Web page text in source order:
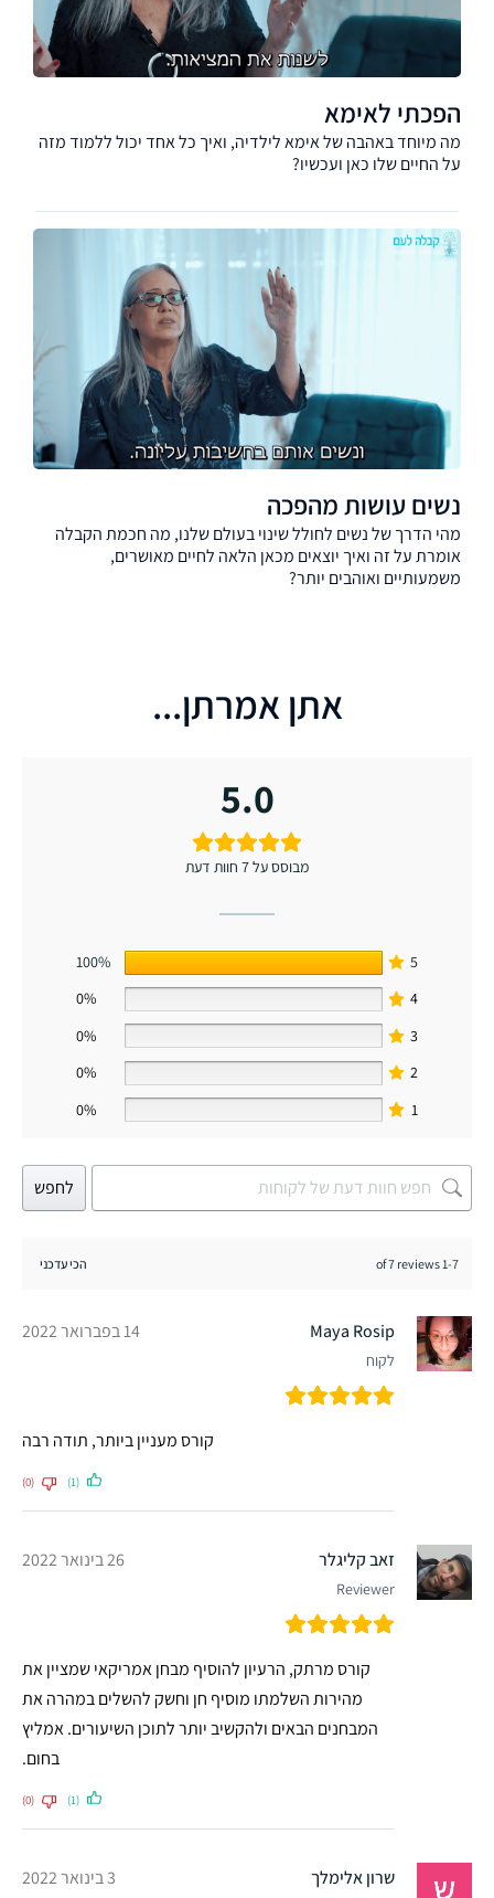
הפכתי לאימא
מה מיוחד באהבה של אימא לילדיה, ואיך כל אחד יכול ללמוד מזה
על החיים שלו כאן ועכשיו?
נשים עושות מהפכה
מהי הדרך של נשים לחולל שינוי בעולם שלנו, מה חכמת הקבלה
אומרת על זה ואיך יוצאים מכאן הלאה לחיים מאושרים,
משמעותיים ואוהבים יותר?
אתן אמרתן...
5.0
מבוסס על 7 חוות דעת
5
100%
4
0%
3
0%
2
0%
1
0%
לחפש
1-7 of 7 reviews
Maya Rosip
לקוח
14 בפברואר 2022
קורס מעניין ביותר, תודה רבה
(1)
(0)
זאב קליגלר
Reviewer
26 בינואר 2022
קורס מרתק, הרעיון להוסיף מבחן אמריקאי שמציין את
מהירות השלמתו מוסיף חן וחשק להשלים במהרה את
המבחנים הבאים ולהקשיב יותר לתוכן השיעורים. אמליץ
בחום.
(1)
(0)
שרון אלימלך 3 בינואר 2022